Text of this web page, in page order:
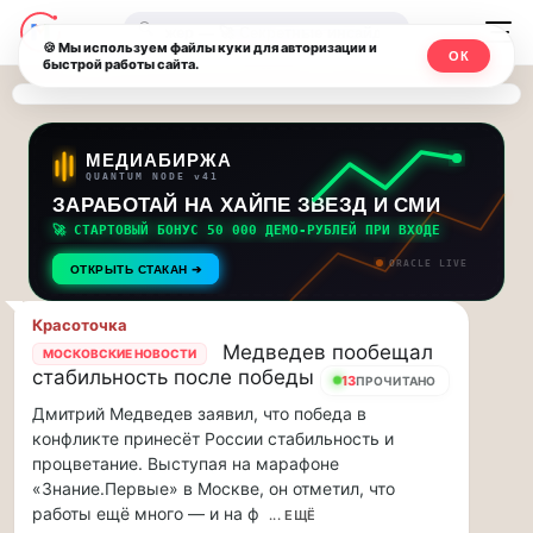
Последние
новости
и
обновления
потока:
Друзья,
приглашаем
на
музыкальную
прогулку
по
Москве
Друзья,
приглашаем
на
музыкальную
Москвичи.net
—
Главный
столичный
чат-
мессенджер,
новости
и
инсайды
Москвы
🔍
МЕДИАБИРЖА
QUANTUM NODE v41
ЗАРАБОТАЙ НА ХАЙПЕ ЗВЕЗД И СМИ
🚀 СТАРТОВЫЙ БОНУС 50 000 ДЕМО-РУБЛЕЙ ПРИ ВХОДЕ
ОТКРЫТЬ СТАКАН ➔ ORACLE LIVE
Красоточка
МОСКОВСКИЕ НОВОСТИ
Медведев пообещал
стабильность после победы
13ПРОЧИТАНО
Дмитрий Медведев заявил, что победа в
конфликте принесёт России стабильность и
процветание. Выступая на марафоне
«Знание.Первые» в Москве, он отметил, что
работы ещё много — и на ф
... ЕЩЁ
🍪 Мы используем файлы куки для авторизации и
быстрой работы сайта.
ОК